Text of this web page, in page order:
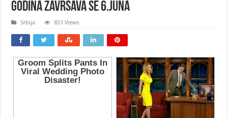
godina završava se 6.juna
Srbija 833 Views